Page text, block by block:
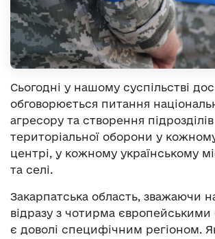
Сьогодні у нашому суспільстві
обговорюється питання
агресору та створення підрозділів
територіальної оборони у
центрі, у кожному українському
та селі.
Закарпатська область, зважаючи
відразу з чотирма європейськими
є доволі специфічним регіоном.